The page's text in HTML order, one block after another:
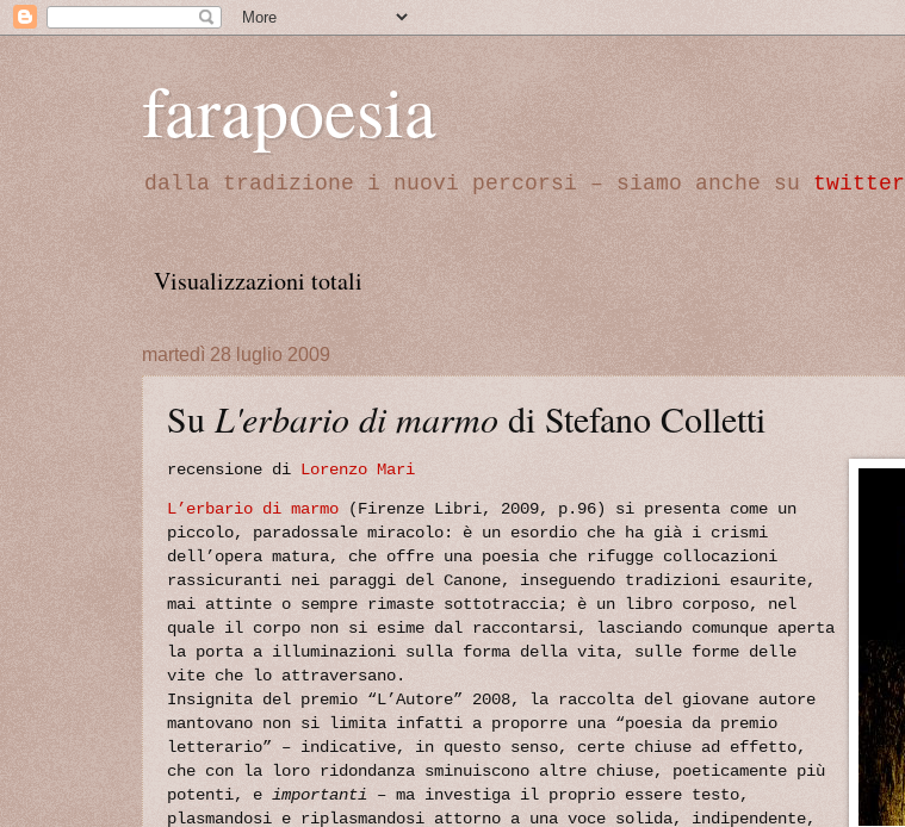
farapoesia
dalla tradizione i nuovi percorsi – siamo anche su twitter
Visualizzazioni totali
martedì 28 luglio 2009
SuL'erbario di marmo di Stefano Colletti
recensione di Lorenzo Mari
L’erbario di marmo (Firenze Libri, 2009, p.96) si presenta come un
piccolo, paradossale miracolo: è un esordio che ha già i crismi
dell’opera matura, che offre una poesia che rifugge collocazioni
rassicuranti nei paraggi del Canone, inseguendo tradizioni esaurite,
mai attinte o sempre rimaste sottotraccia; è un libro corposo, nel
quale il corpo non si esime dal raccontarsi, lasciando comunque aperta
la porta a illuminazioni sulla forma della vita, sulle forme delle
vite che lo attraversano.
Insignita del premio “L’Autore” 2008, la raccolta del giovane autore
mantovano non si limita infatti a proporre una “poesia da premio
letterario” – indicative, in questo senso, certe chiuse ad effetto,
che con la loro ridondanza sminuiscono altre chiuse, poeticamente più
potenti, e importanti – ma investiga il proprio essere testo,
plasmandosi e riplasmandosi attorno a una voce solida, indipendente,